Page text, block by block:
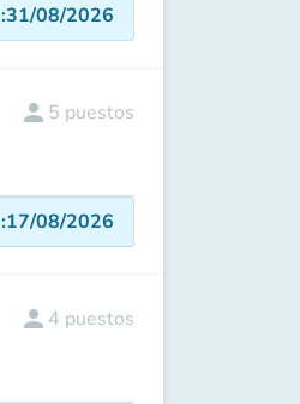
:31/08/2026
person 5 puestos
:17/08/2026
person 4 puestos